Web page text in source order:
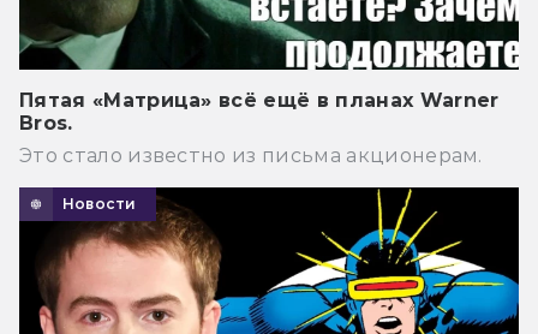
Пятая «Матрица» всё ещё в планах Warner
Bros.
Это стало известно из письма акционерам.
Новости